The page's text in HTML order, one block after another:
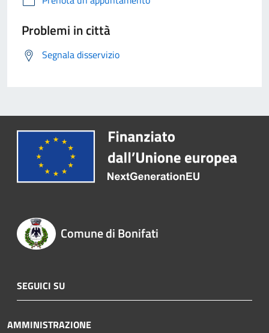
Problemi in città
Segnala disservizio
Comune di Bonifati
SEGUICI SU
AMMINISTRAZIONE